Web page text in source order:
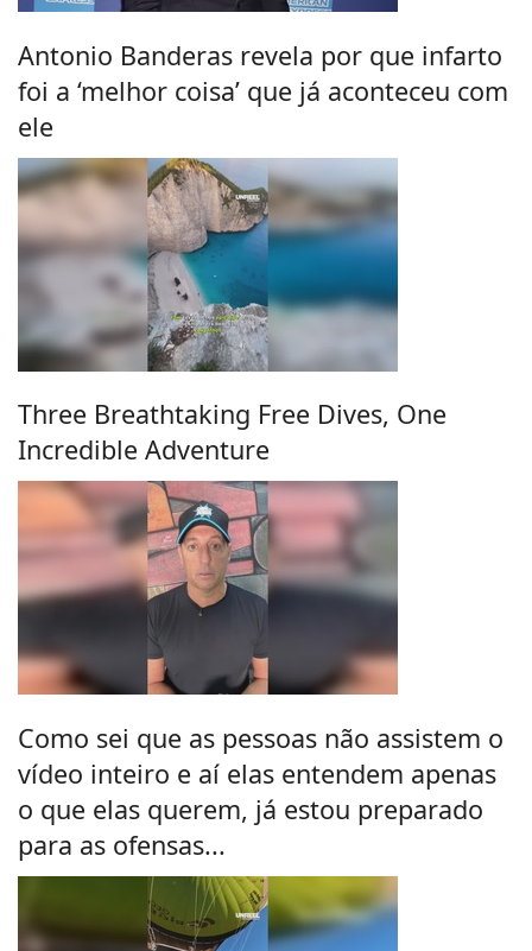
Antonio Banderas revela por que infarto
foi a ‘melhor coisa’ que já aconteceu com
ele
Three Breathtaking Free Dives, One
Incredible Adventure
Como sei que as pessoas não assistem o
vídeo inteiro e aí elas entendem apenas
o que elas querem, já estou preparado
para as ofensas...